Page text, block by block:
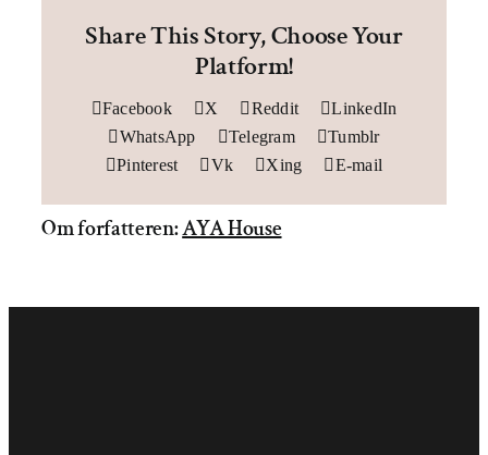
Share This Story, Choose Your
Platform!
Facebook X Reddit
LinkedIn
WhatsApp
Telegram
Tumblr
Pinterest
Vk Xing E-mail
Om forfatteren:AYA House